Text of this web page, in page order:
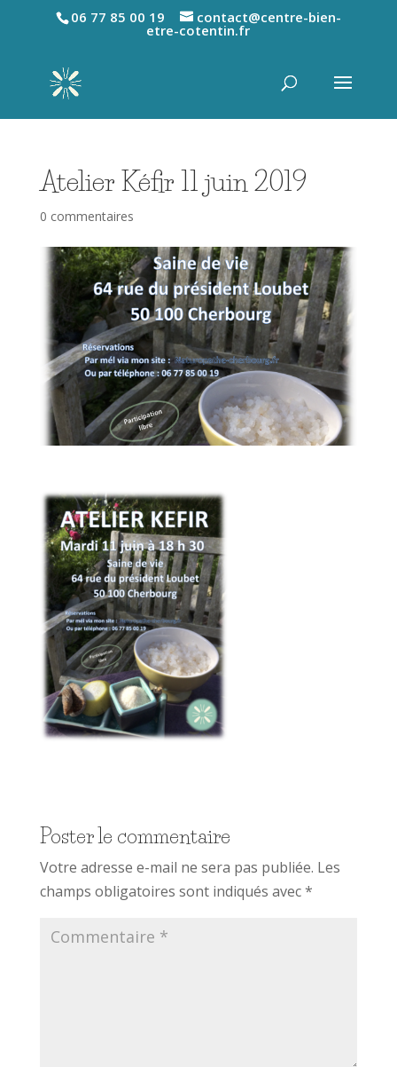
06 77 85 00 19 contact@centre-bien-
etre-cotentin.fr
Atelier Kéfir 11 juin 2019
0 commentaires
Poster le commentaire
Votre adresse e-mail ne sera pas publiée. Les
champs obligatoires sont indiqués avec*